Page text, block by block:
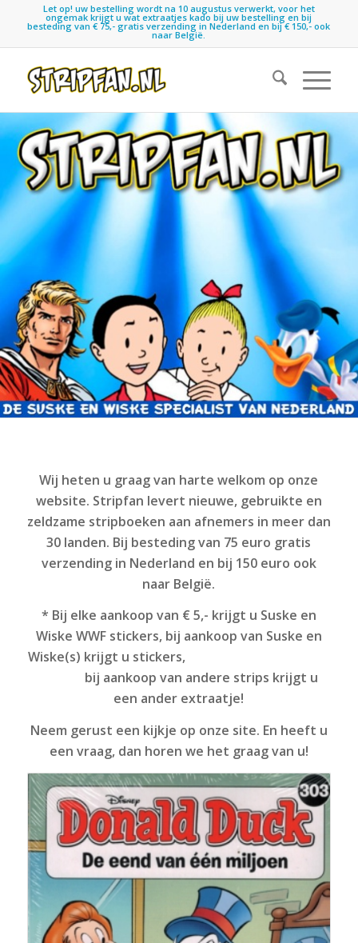
Let op! uw bestelling wordt na 10 augustus verwerkt, voor het
ongemak krijgt u wat extraatjes kado bij uw bestelling en bij
besteding van € 75,- gratis verzending in Nederland en bij € 150,- ook
naar België.
Wij heten u graag van harte welkom op onze
website. Stripfan levert nieuwe, gebruikte en
zeldzame stripboeken aan afnemers in meer dan
30 landen. Bij besteding van 75 euro gratis
verzending in Nederland en bij 150 euro ook
naar België.
* Bij elke aankoop van € 5,- krijgt u Suske en
Wiske WWF stickers, bij aankoop van Suske en
Wiske(s) krijgt u stickers,
bij aankoop van andere strips krijgt u
een ander extraatje!
Neem gerust een kijkje op onze site. En heeft u
een vraag, dan horen we het graag van u!